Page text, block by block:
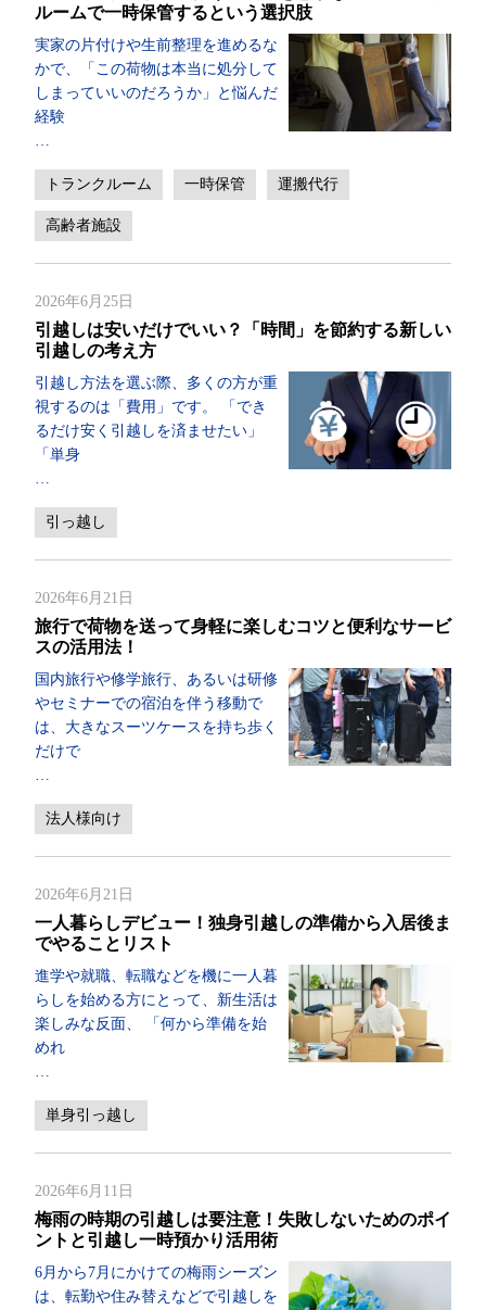
ルームで一時保管するという選択肢
実家の片付けや生前整理を進めるな
かで、「この荷物は本当に処分して
しまっていいのだろうか」と悩んだ
経験
トランクルーム 一時保管 運搬代行
高齢者施設
2026年6月25日
引越しは安いだけでいい？「時間」を節約する新しい
引越しの考え方
引越し方法を選ぶ際、多くの方が重
視するのは「費用」です。 「でき
るだけ安く引越しを済ませたい」
「単身
引っ越し
2026年6月21日
旅行で荷物を送って身軽に楽しむコツと便利なサービ
スの活用法！
国内旅行や修学旅行、あるいは研修
やセミナーでの宿泊を伴う移動で
は、大きなスーツケースを持ち歩く
だけで
法人様向け
2026年6月21日
一人暮らしデビュー！独身引越しの準備から入居後ま
でやることリスト
進学や就職、転職などを機に一人暮
らしを始める方にとって、新生活は
楽しみな反面、 「何から準備を始
めれ
単身引っ越し
2026年6月11日
梅雨の時期の引越しは要注意！失敗しないためのポイ
ントと引越し一時預かり活用術
6月から7月にかけての梅雨シーズン
は、転勤や住み替えなどで引越しを